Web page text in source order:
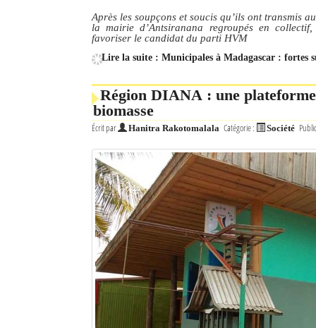
Après les soupçons et soucis qu’ils ont transmis
la mairie d’Antsiranana regroupés en
favoriser le candidat du parti HVM
Lire la suite : Municipales à Madagascar : fortes
Région DIANA : une
biomasse
Écrit par Hanitra Rakotomalala Catégorie : Société